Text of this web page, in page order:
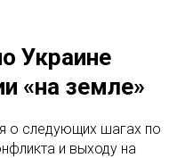
Украине
«на земле»
о следующих шагах по
и выходу на